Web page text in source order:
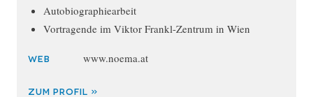
Autobiographiearbeit
Vortragende im Viktor Frankl-Zentrum in Wien
WEB www.noema.at
ZUM PROFIL »